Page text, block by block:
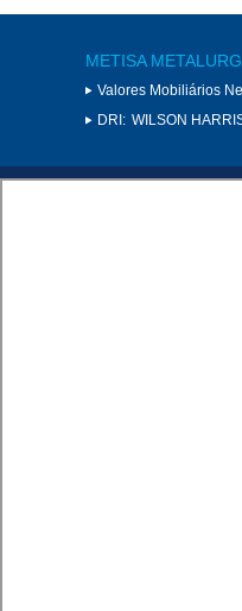
METISA
Valores Mobiliários
DRI: WILSON